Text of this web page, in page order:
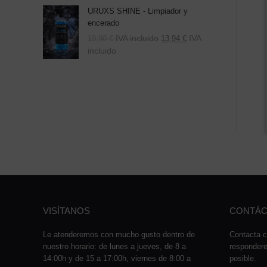
URUXS SHINE - Limpiador y
encerado
19,90 € IVA incluido 13,94 € IVA
incluido
VISÍTANOS
Le atenderemos con mucho gusto dentro de
nuestro horario: de lunes a jueves, de 8 a
14:00h y de 15 a 17:00h, viernes de 8:00 a
Contacta
posible.